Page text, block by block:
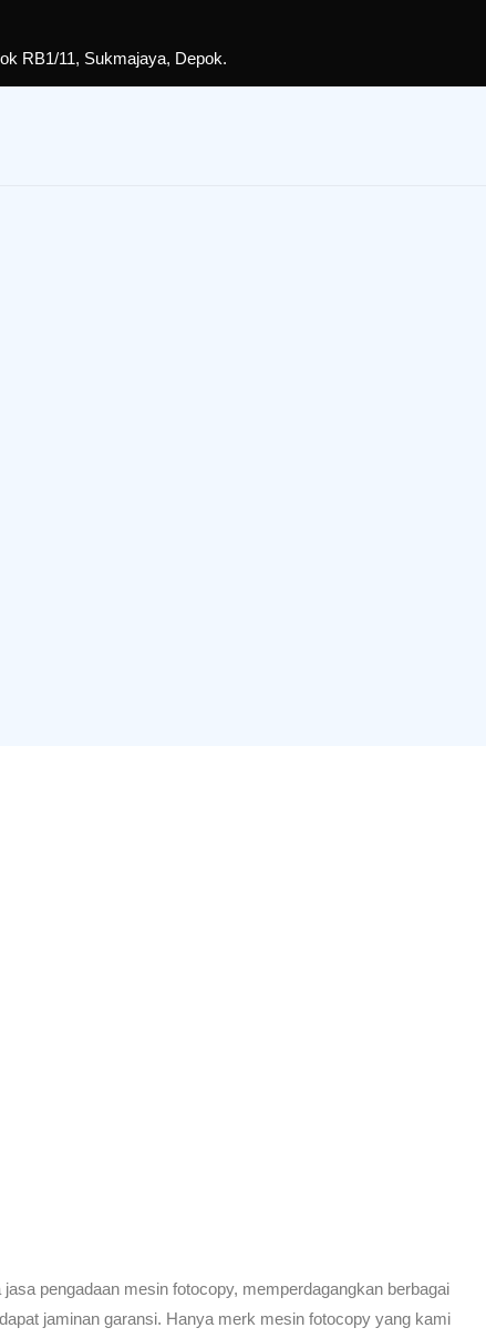
RB1/11, Sukmajaya, Depok.
pengadaan mesin fotocopy, memperdagangkan berbagai
jaminan garansi. Hanya merk mesin fotocopy yang kami